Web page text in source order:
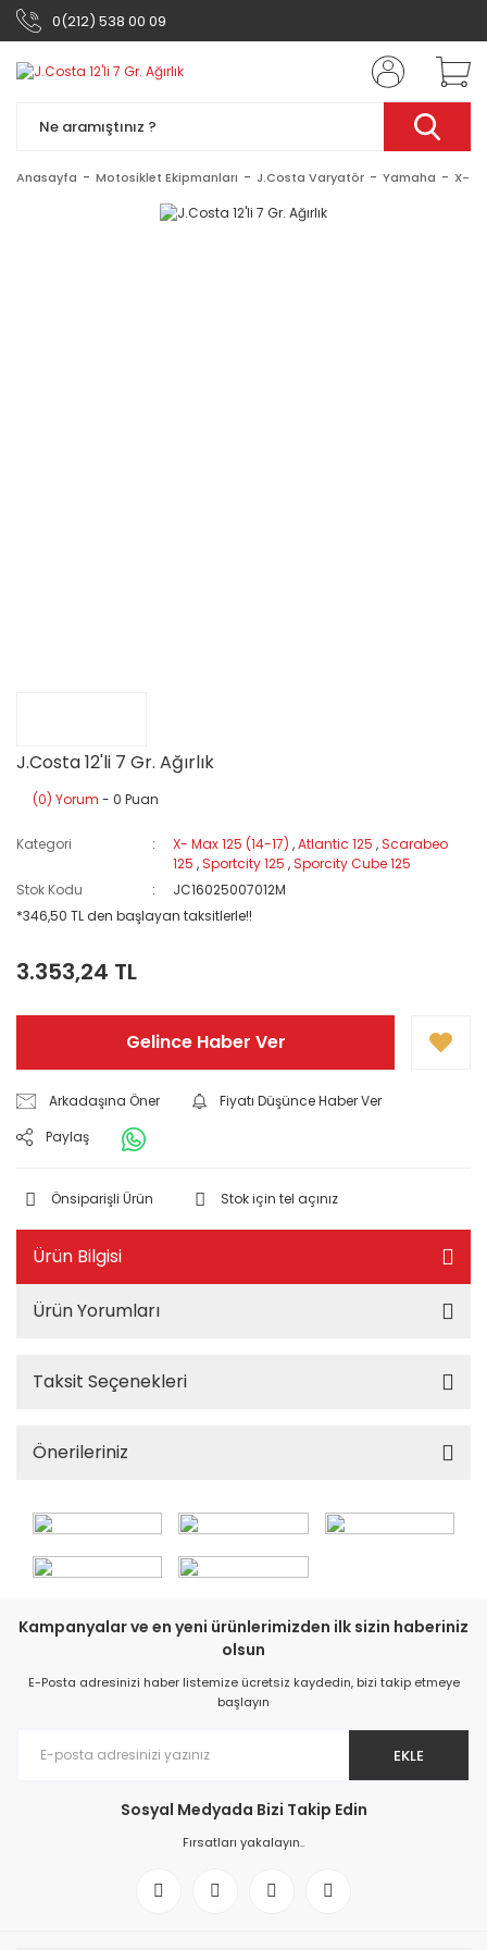
0(212) 538 00 09
Anasayfa Motosiklet Ekipmanları J.Costa Varyatör Yamaha X-
J.Costa 12'li 7 Gr. Ağırlık
(0) Yorum - 0 Puan
Kategori X- Max 125 (14-17) ,Atlantic 125 ,Scarabeo
125 ,Sportcity 125 ,Sporcity Cube 125
Stok Kodu
JC16025007012M
*346,50 TL den başlayan taksitlerle!!
3.353,24 TL
Gelince Haber Ver
Arkadaşına Öner
Fiyatı Düşünce Haber Ver
Paylaş
Önsiparişli Ürün Stok için tel açınız
Ürün Bilgisi
Ürün Yorumları
Taksit Seçenekleri
Önerileriniz
Kampanyalar ve en yeni ürünlerimizden ilk sizin haberiniz
olsun
E-Posta adresinizi haber listemize ücretsiz kaydedin, bizi takip etmeye
başlayın
EKLE
Sosyal Medyada Bizi Takip Edin
Fırsatları yakalayın..